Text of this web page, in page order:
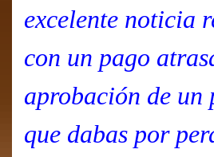
excelente noticia
con un pago
aprobación de un
que dabas por